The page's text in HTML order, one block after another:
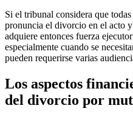
Si el tribunal considera que
pronuncia el divorcio en el acto
adquiere entonces fuerza
especialmente cuando se
pueden requerirse varias
Los aspectos
del divorcio por